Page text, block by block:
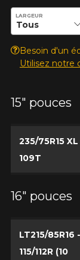
Entrez les
LARGEUR
Besoin d'un
Utilisez notre
15" pouces
235/75R15 XL
109T
16" pouces
LT215/85R16 -
115/112R (10
Courriel